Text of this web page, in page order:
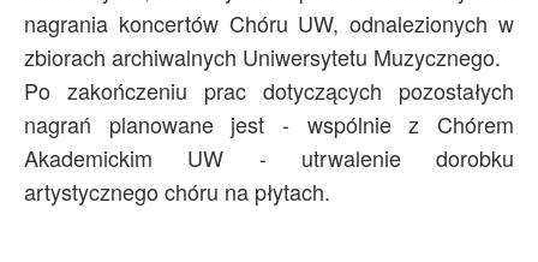
nagrania koncertów Chóru UW, odnalezionych w
zbiorach archiwalnych Uniwersytetu Muzycznego.
Po zakończeniu prac dotyczących pozostałych
nagrań planowane jest - wspólnie z Chórem
Akademickim UW - utrwalenie dorobku
artystycznego chóru na płytach.